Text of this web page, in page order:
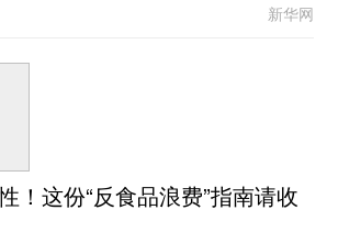
新华网
！这份“反食品浪费”指南请收